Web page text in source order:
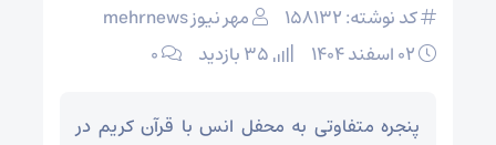
کد نوشته: 158132
مهر نیوز mehrnews
۰
پنجره متفاوتی به محفل انس با قرآن کریم در